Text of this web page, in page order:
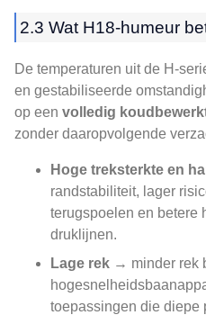
2.3 Wat H18-humeur
De temperaturen uit de H-
en gestabiliseerde
op een volledig
zonder daaropvolgende
Hoge treksterkte en
randstabiliteit, lager
terugspoelen en betere
druklijnen.
Lage rek → minder rek
toepassingen die diepe